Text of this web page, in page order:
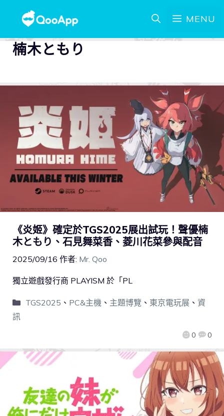
MENU
楠木ともり
《炎姬》確定於TGS2025展出試玩！聲優楠
木ともり、石見舞菜香、菱川花菜參與配音
2025/09/16 作者: Mr. Qoo
0 0
獨立遊戲發行商 PLAYISM 於「PL
TGS2025 、 PC&主機、 主題博覽 、 東京電玩展、 資
訊